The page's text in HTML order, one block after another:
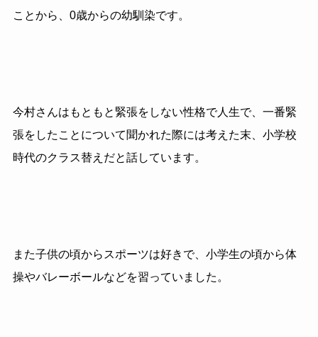
ことから、0歳からの幼馴染です。
今村さんはもともと緊張をしない性格で人生で、一番緊
張をしたことについて聞かれた際には考えた末、小学校
時代のクラス替えだと話しています。
また子供の頃からスポーツは好きで、小学生の頃から体
操やバレーボールなどを習っていました。